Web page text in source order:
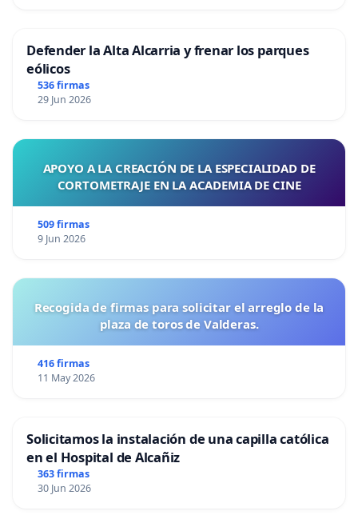
Defender la Alta Alcarria y frenar los parques
eólicos
536 firmas
29 Jun 2026
APOYO A LA CREACIÓN DE LA ESPECIALIDAD DE
CORTOMETRAJE EN LA ACADEMIA DE CINE
509 firmas
9 Jun 2026
Recogida de firmas para solicitar el arreglo de la
plaza de toros de Valderas.
416 firmas
11 May 2026
Solicitamos la instalación de una capilla católica
en el Hospital de Alcañiz
363 firmas
30 Jun 2026